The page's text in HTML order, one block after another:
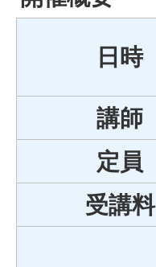
日時
講師
定員
受講料